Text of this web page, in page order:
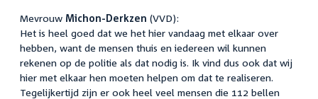
Mevrouw Michon-Derkzen (VVD):
Het is heel goed dat we het hier vandaag met elkaar over
hebben, want de mensen thuis en iedereen wil kunnen
rekenen op de politie als dat nodig is. Ik vind dus ook dat wij
hier met elkaar hen moeten helpen om dat te realiseren.
Tegelijkertijd zijn er ook heel veel mensen die 112 bellen